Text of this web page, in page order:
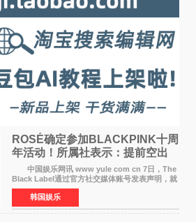
ROSÉ确定参加BLACKPINK十周
年活动！所属社表示：提前空出
了时间
中国娱乐网讯 www yule com cn 7日，The
Black Label通过官方社交媒体账号发表声明，就
近期网络上关于ROS&Eacute;个人行程及是否参
加BLACKPINK出道纪念活动的种种猜测作出正
式回应。 Th
韩国娱乐